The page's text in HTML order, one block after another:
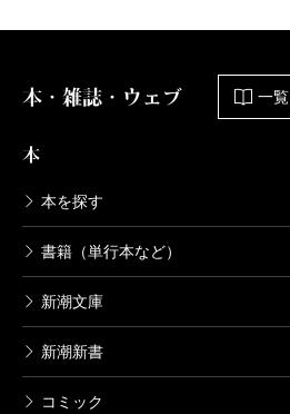
本・雑誌・ウェブ 一覧
本
本を探す
書籍（単行本など）
新潮文庫
新潮新書
コミック